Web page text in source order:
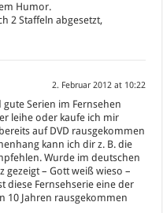
Humor.
2 Staffeln abgesetzt,
2. Februar 2012 at 10:22
Serien im Fernsehen
leihe oder kaufe ich mir
auf DVD rausgekommen
kann ich dir z. B. die
Wurde im deutschen
gezeigt – Gott weiß wieso –
diese Fernsehserie eine der
10 Jahren rausgekommen